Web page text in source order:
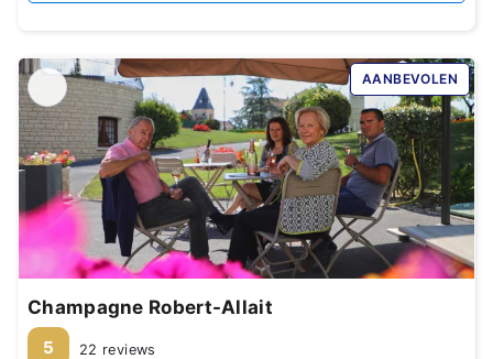
AANBEVOLEN
Champagne Robert-Allait
5 22 reviews